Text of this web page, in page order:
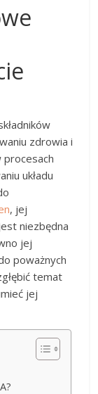
zdrowia i
procesach
układu
, jej
niezbędna
jej
poważnych
temat
jej